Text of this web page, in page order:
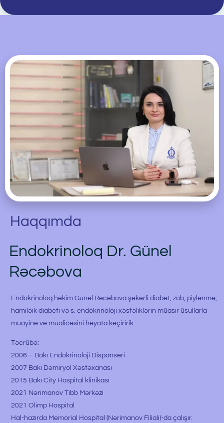
Haqqımda
Endokrinoloq Dr. Günel
Rəcəbova
Endokrinoloq həkim Günel Rəcəbova şəkərli diabet, zob, piylənmə,
hamiləik diabeti və s. endokrinoloji xəstəliklərin müasir üsullarla
müayinə və müalicəsini həyata keçiririk.
Təcrübə:
2006 – Bakı Endokrinoloji Dispanseri
2007 Bakı Dəmiryol Xəstəxanası
2015 Bakı City Hospital klinikası
2021 Nərimanov Tibb Mərkəzi
2021 Olimp Hospital
Hal-hazırda Memorial Hospital (Nərimanov Filialı)-da çalışır.